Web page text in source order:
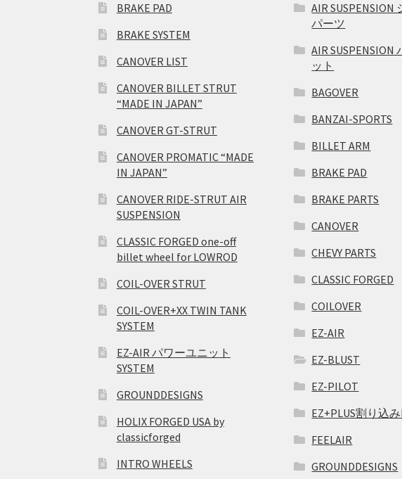
BRAKE PAD
BRAKE SYSTEM
CANOVER LIST
CANOVER BILLET STRUT
“MADE IN JAPAN”
CANOVER GT-STRUT
CANOVER PROMATIC “MADE
IN JAPAN”
CANOVER RIDE-STRUT AIR
SUSPENSION
CLASSIC FORGED one-off
billet wheel for LOWROD
COIL-OVER STRUT
COIL-OVER+XX TWIN TANK
SYSTEM
EZ-AIR パワーユニット
SYSTEM
GROUNDDESIGNS
HOLIX FORGED USA by
classicforged
INTRO WHEELS
AIR SUSPENSION
パーツ
AIR SUSPENSION
ット
BAGOVER
BANZAI-SPORTS
BILLET ARM
BRAKE PAD
BRAKE PARTS
CANOVER
CHEVY PARTS
CLASSIC FORGED
COILOVER
EZ-AIR
EZ-BLUST
EZ-PILOT
EZ+PLUS割り込
FEELAIR
GROUNDDESIGNS